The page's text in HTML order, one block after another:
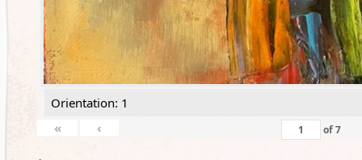
Orientation: 1
«
‹ of7